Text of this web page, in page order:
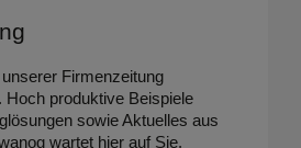
Firmenzeitung
Hoch produktive Beispiele
sowie Aktuelles aus
wartet hier auf Sie.